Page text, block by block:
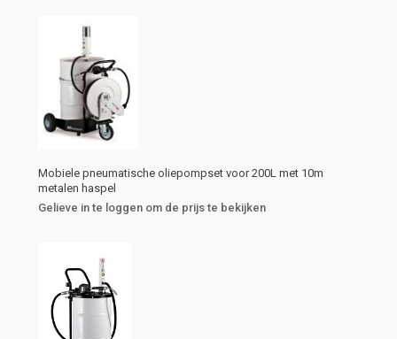
Mobiele pneumatische oliepompset voor 200L met 10m
metalen haspel
Gelieve in te loggen om de prijs te bekijken